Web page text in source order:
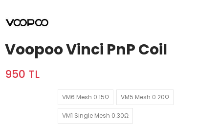
Voopoo Vinci PnP Coil
950 TL
VM6 Mesh 0.15Ω VM5 Mesh 0.20Ω
VM1 Single Mesh 0.30Ω